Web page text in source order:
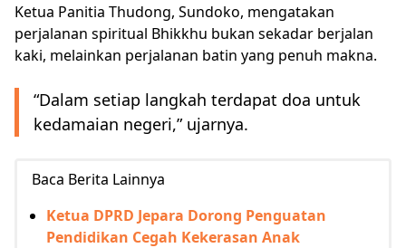
Ketua Panitia Thudong, Sundoko, mengatakan
perjalanan spiritual Bhikkhu bukan sekadar berjalan
kaki, melainkan perjalanan batin yang penuh makna.
“Dalam setiap langkah terdapat doa untuk
kedamaian negeri,” ujarnya.
Baca Berita Lainnya
Ketua DPRD Jepara Dorong Penguatan
Pendidikan Cegah Kekerasan Anak